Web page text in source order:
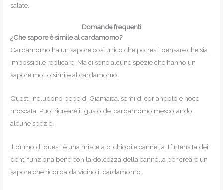
salate.
Domande frequenti
¿Che sapore è simile al cardamomo?
Cardamomo ha un sapore così unico che potresti pensare che sia
impossibile replicare. Ma ci sono alcune spezie che hanno un
sapore molto simile al cardamomo.
Questi includono pepe di Giamaica, semi di coriandolo e noce
moscata. Puoi ricreare il gusto del cardamomo mescolando
alcune spezie.
Il primo di questi è una miscela di chiodi e cannella. L’intensità dei
denti funziona bene con la dolcezza della cannella per creare un
sapore che ricorda da vicino il cardamomo.